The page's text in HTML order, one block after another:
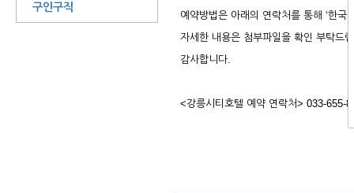
구인구직
예약방법은 아래의 연락처를 통해 ‘한
자세한 내용은 첨부파일을 확인 부탁드
감사합니다.
<강릉시티호텔 예약 연락처> 033-655-